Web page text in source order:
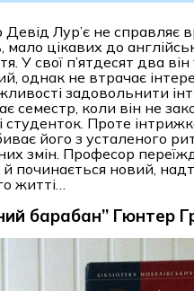
Лур’є не справляє
мало цікавих до
У свої п’ятдесят два
однак не втрачає
задовольнити
семестр, коли він не
студенток. Проте
його з усталеного
змін. Професор
й починається новий,
житті…
барабан” Гюнтер